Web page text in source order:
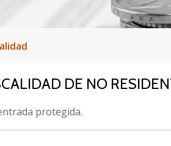
DE NO
protegida.